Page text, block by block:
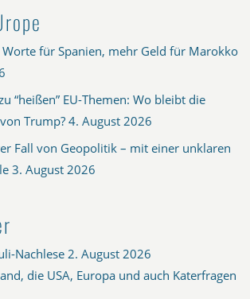
Worte für Spanien, mehr Geld für Marokko
“heißen” EU-Themen: Wo bleibt die
Trump? 4. August 2026
Fall von Geopolitik – mit einer unklaren
3. August 2026
Nachlese 2. August 2026
die USA, Europa und auch Katerfragen